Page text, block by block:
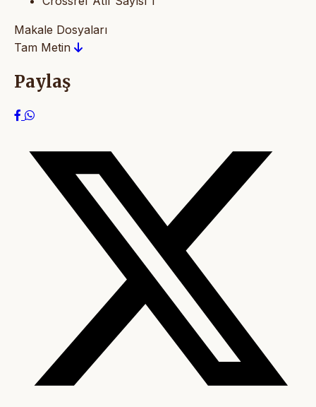
Makale Dosyaları
Tam Metin
Paylaş